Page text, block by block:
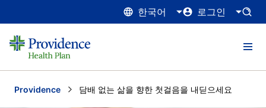
한국어 로그인
Providence Current:
담배 없는 삶을 향한 첫걸음을 내딛으세요